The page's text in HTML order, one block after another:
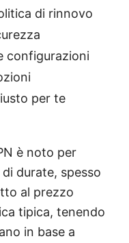
di rinnovo
configurazioni
per te
è noto per
durate, spesso
al prezzo
tipica, tenendo
in base a